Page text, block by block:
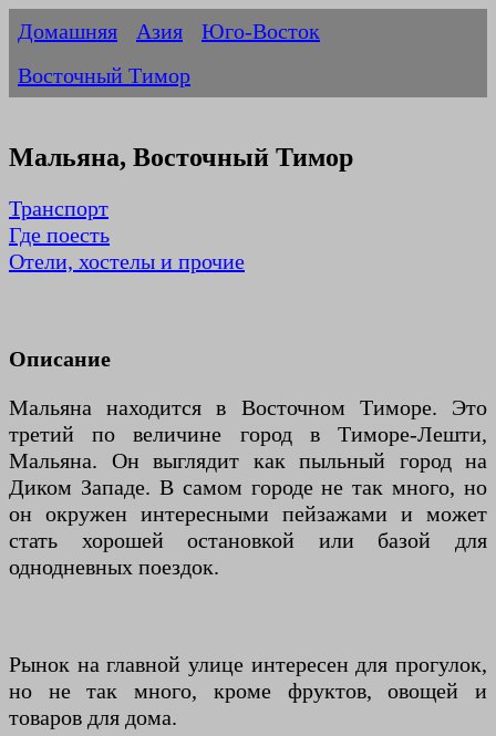
Домашняя Азия
Юго-Восток
Восточный Тимор
Мальяна, Восточный Тимор
Транспорт
Где поесть
Отели, хостелы и прочие
Описание
Мальяна находится в Восточном Тиморе. Это
третий по величине город в Тиморе-Лешти,
Мальяна. Он выглядит как пыльный город на
Диком Западе. В самом городе не так много, но
он окружен интересными пейзажами и может
стать хорошей остановкой или базой для
однодневных поездок.
Рынок на главной улице интересен для прогулок,
но не так много, кроме фруктов, овощей и
товаров для дома.